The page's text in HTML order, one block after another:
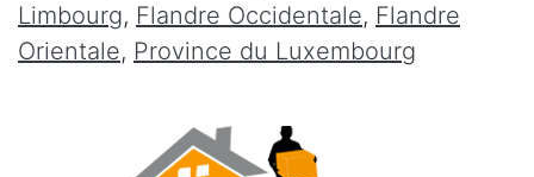
Limbourg, Flandre Occidentale, Flandre
Orientale, Province du Luxembourg